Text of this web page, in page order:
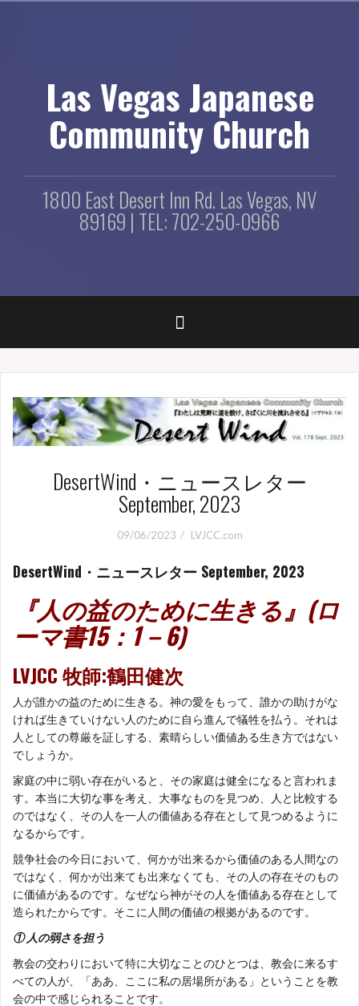
Las Vegas Japanese
Community Church
1800 East Desert Inn Rd. Las Vegas, NV
89169 | TEL: 702-250-0966
DesertWind・ニュースレター
September, 2023
09/06/2023 LVJCC.com
DesertWind・ニュースレター September, 2023
『人の益のために生きる』(ロ
ーマ書15：1－6)
LVJCC 牧師:鶴田健次
人が誰かの益のために生きる。神の愛をもって、誰かの助けがな
ければ生きていけない人のために自ら進んで犠牲を払う。それは
人としての尊厳を証しする、素晴らしい価値ある生き方ではない
でしょうか。
家庭の中に弱い存在がいると、その家庭は健全になると言われま
す。本当に大切な事を考え、大事なものを見つめ、人と比較する
のではなく、その人を一人の価値ある存在として見つめるように
なるからです。
競争社会の今日において、何かが出来るから価値のある人間なの
ではなく、何かが出来ても出来なくても、その人の存在そのもの
に価値があるのです。なぜなら神がその人を価値ある存在として
造られたからです。そこに人間の価値の根拠があるのです。
① 人の弱さを担う
教会の交わりにおいて特に大切なことのひとつは、教会に来るす
べての人が、「ああ、ここに私の居場所がある」ということを教
会の中で感じられることです。